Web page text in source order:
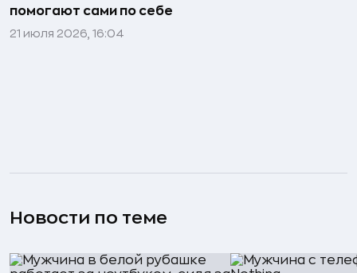
помогают сами по себе
21 июля 2026, 16:04
Новости по теме